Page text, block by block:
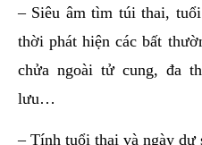
– Siêu âm tìm túi thai,
thời phát hiện các bất
chửa ngoài tử cung, đa
lưu…
– Tính tuổi thai và ngày dự